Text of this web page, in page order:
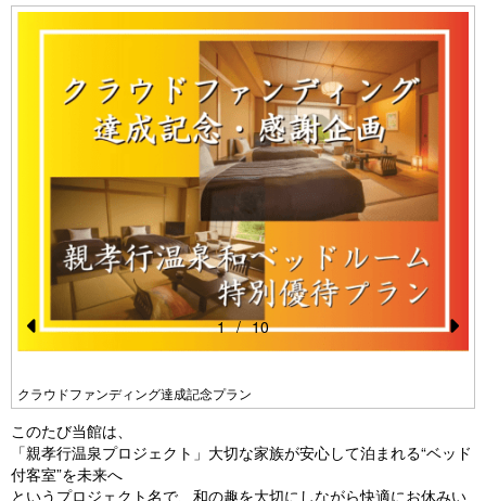
Pr
e
vi
o
u
クラウドファンディング達成記念プラン
N
xt
1 / 10
このたび当館は、
「親孝行温泉プロジェクト」大切な家族が安心して泊まれる“ベッド
付客室”を未来へ
というプロジェクト名で、和の趣を大切にしながら快適にお休みい